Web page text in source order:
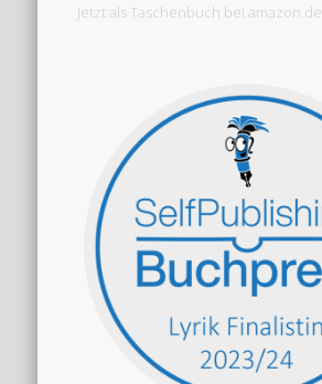
Jetzt als Taschenbuch bei amazon.de